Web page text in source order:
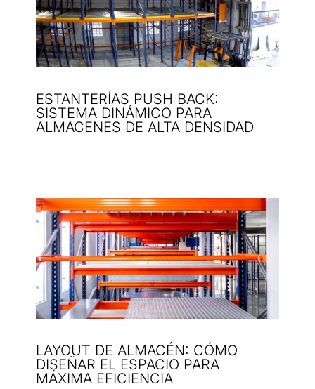
ESTANTERÍAS PUSH BACK:
SISTEMA DINÁMICO PARA
ALMACENES DE ALTA DENSIDAD
LAYOUT DE ALMACÉN: CÓMO
DISEÑAR EL ESPACIO PARA
MÁXIMA EFICIENCIA